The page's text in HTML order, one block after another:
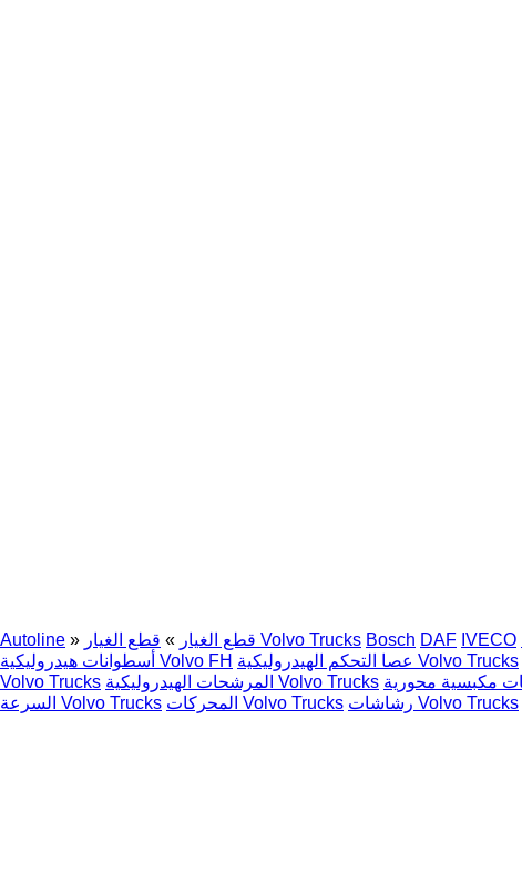
Autoline » قطع الغيار » قطع الغيار Volvo Trucks Bosch DAF IVECO
أسطوانات هيدروليكية Volvo FH
عصا التحكم الهيدروليكية Volvo Trucks
Volvo Trucks
المرشحات الهيدروليكية Volvo Trucks
السرعة Volvo Trucks
المحركات Volvo Trucks رشاشات Volvo Trucks